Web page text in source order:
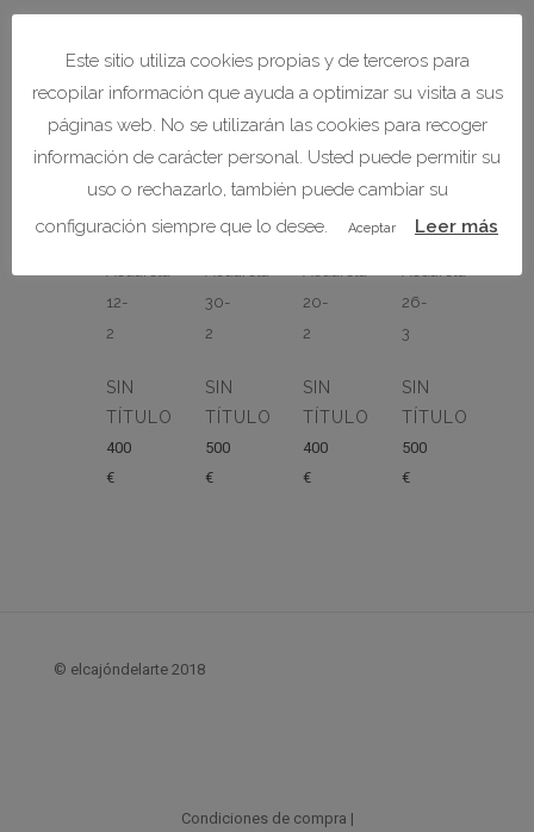
PRODUCTOS RELACIONADOS
SIN
TÍTULO
400
€
SIN
TÍTULO
500
€
SIN
TÍTULO
400
€
SIN
TÍTULO
500
€
© elcajóndelarte 2018
Condiciones de compra |
Este sitio utiliza cookies propias y de terceros para
recopilar información que ayuda a optimizar su visita a sus
páginas web. No se utilizarán las cookies para recoger
información de carácter personal. Usted puede permitir su
uso o rechazarlo, también puede cambiar su
configuración siempre que lo desee.
Aceptar Leer más